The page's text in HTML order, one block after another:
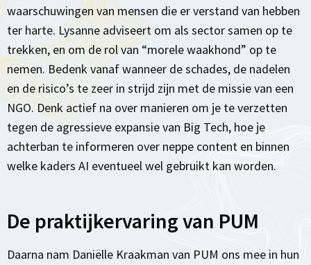
waarschuwingen van mensen die er verstand van hebben
ter harte. Lysanne adviseert om als sector samen op te
trekken, en om de rol van “morele waakhond” op te
nemen. Bedenk vanaf wanneer de schades, de nadelen
en de risico’s te zeer in strijd zijn met de missie van een
NGO. Denk actief na over manieren om je te verzetten
tegen de agressieve expansie van Big Tech, hoe je
achterban te informeren over neppe content en binnen
welke kaders AI eventueel wel gebruikt kan worden.
De praktijkervaring van PUM
Daarna nam Daniëlle Kraakman van PUM ons mee in hun